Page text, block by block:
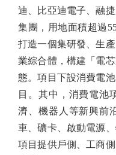
迪、比亞迪電子、融
集團，用地面積超過
打造一個集研發、生
業綜合體，構建「電
態。項目下設消費電
目。其中，消費電池
濟、機器人等新興前
車、礦卡、啟動電源
項目提供戶側、工商